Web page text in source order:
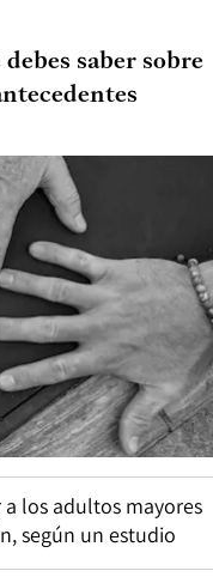
saber sobre
los adultos mayores
según un estudio